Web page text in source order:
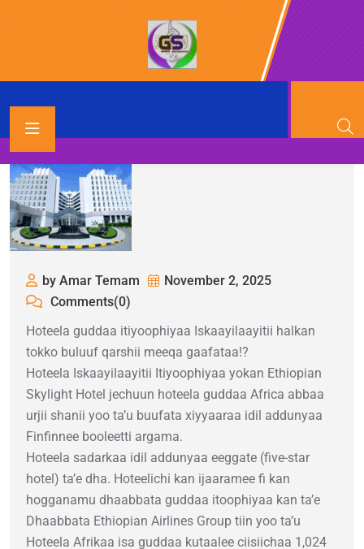
by Amar Temam
November 2, 2025
Comments(0)
Hoteela guddaa itiyoophiyaa Iskaayilaayitii halkan
tokko buluuf qarshii meeqa gaafataa!?
Hoteela Iskaayilaayitii Itiyoophiyaa yokan Ethiopian
Skylight Hotel jechuun hoteela guddaa Africa abbaa
urjii shanii yoo ta’u buufata xiyyaaraa idil addunyaa
Finfinnee booleetti argama.
Hoteela sadarkaa idil addunyaa eeggate (five-star
hotel) ta’e dha. Hoteelichi kan ijaaramee fi kan
hogganamu dhaabbata guddaa itoophiyaa kan ta’e
Dhaabbata Ethiopian Airlines Group tiin yoo ta’u
Hoteela Afrikaa isa guddaa kutaalee ciisiichaa 1,024